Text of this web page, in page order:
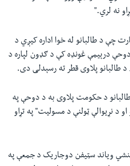
چې د طالبانو له خوا اداره کیږي د
درېیمې غونډه کې د ګډون لپاره د
طالبانو پلاوی قطر ته رسېدلی دی.
د حکومت پلاوی به د دوحې په
د نړیوالې ټولنې د مسولیت" په تړاو
ویاند سټیفن دوجاریک د جمعې په